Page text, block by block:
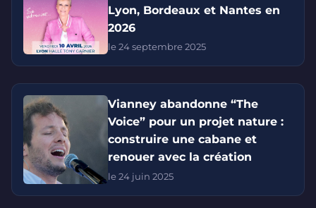
Lyon, Bordeaux et Nantes en
2026
le 24 septembre 2025
Vianney abandonne “The
Voice” pour un projet nature :
construire une cabane et
renouer avec la création
le 24 juin 2025